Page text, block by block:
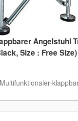
Angelstuhl
Size : Free Size)